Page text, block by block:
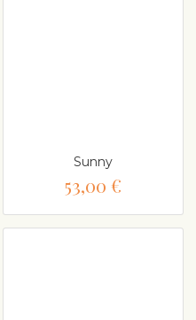
Sunny
53,00 €